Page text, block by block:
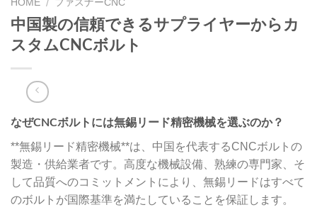
HOME / ファスナーCNC
中国製の信頼できるサプライヤーからカ
スタムCNCボルト
なぜCNCボルトには無錫リード精密機械を選ぶのか？
**無錫リード精密機械**は、中国を代表するCNCボルトの
製造・供給業者です。高度な機械設備、熟練の専門家、そ
して品質へのコミットメントにより、無錫リードはすべて
のボルトが国際基準を満たしていることを保証します。